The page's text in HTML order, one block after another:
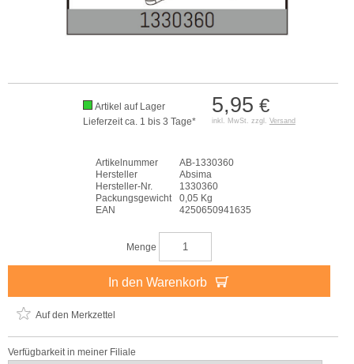
5,95 €
inkl. MwSt. zzgl. Versand
Artikel auf Lager
Lieferzeit ca. 1 bis 3 Tage*
Artikelnummer
AB-1330360
Hersteller
Absima
Hersteller-Nr.
1330360
Packungsgewicht
0,05 Kg
EAN
4250650941635
Menge
In den Warenkorb
Auf den Merkzettel
Verfügbarkeit in meiner Filiale